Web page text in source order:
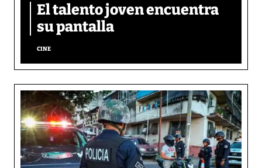
El talento joven encuentra
su pantalla​
CINE